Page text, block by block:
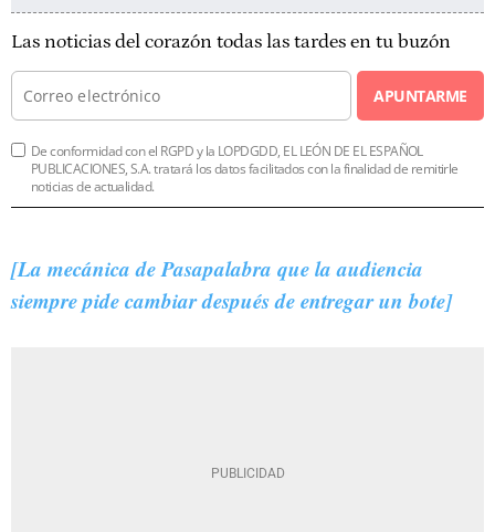
Las noticias del corazón todas las tardes en tu buzón
APUNTARME
De conformidad con el RGPD y la LOPDGDD, EL LEÓN DE EL ESPAÑOL
PUBLICACIONES, S.A. tratará los datos facilitados con la finalidad de remitirle
noticias de actualidad.
[La mecánica de Pasapalabra que la audiencia
siempre pide cambiar después de entregar un bote]